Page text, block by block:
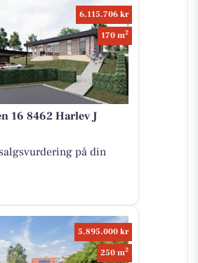
6.115.706 kr
170 m2
16 8462 Harlev J
på din
5.895.000 kr
250 m2